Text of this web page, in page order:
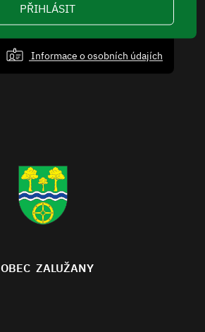
PŘIHLÁSIT
Informace o osobních údajích
OBEC ZALUŽANY